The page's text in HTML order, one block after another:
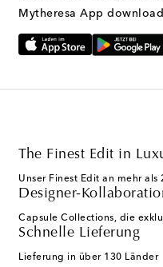
Mytheresa App
The Finest Edit in
Unser Finest Edit an mehr
Designer-
Capsule Collections, die
Schnelle Lieferung
Lieferung in über 130 Länder